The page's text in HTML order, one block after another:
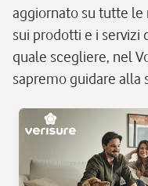
aggiornato su tutte le
sui prodotti e i servizi
quale scegliere, nel
sapremo guidare alla